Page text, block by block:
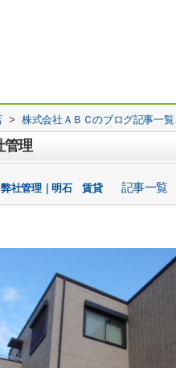
> 株式会社ＡＢＣのブログ記事一覧
管理
弊社管理｜明石 賃貸 記事一覧